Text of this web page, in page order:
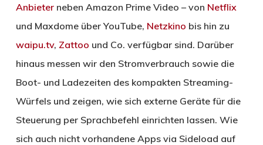
Anbieterneben Amazon Prime Video – von Netflix
und Maxdome über YouTube, Netzkino bis hin zu
waipu.tv, Zattoo und Co. verfügbar sind. Darüber
hinaus messen wir den Stromverbrauch sowie die
Boot- und Ladezeiten des kompakten Streaming-
Würfels und zeigen, wie sich externe Geräte für die
Steuerung per Sprachbefehl einrichten lassen. Wie
sich auch nicht vorhandene Apps via Sideload auf